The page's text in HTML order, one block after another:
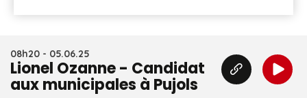
08h20 - 05.06.25
Lionel Ozanne - Candidat
aux municipales à Pujols